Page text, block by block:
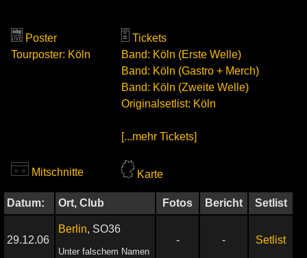
Poster
Tourposter: Köln
Tickets
Band: Köln (Erste Welle)
Band: Köln (Gastro + Merch)
Band: Köln (Zweite Welle)
Originalsetlist: Köln
[...mehr Tickets]
Mitschnitte Karte
Datum: Ort, Club Fotos Bericht Setlist
29.12.06
Berlin, SO36
Unter falschem Namen
- - Setlist